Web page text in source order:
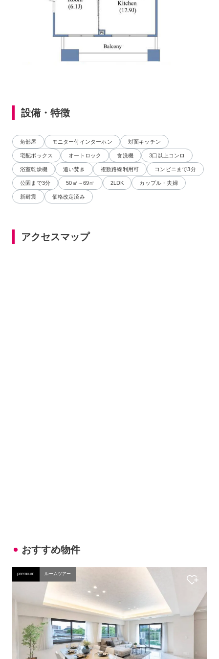
設備・特徴
角部屋 モニター付インターホン 対面キッチン
宅配ボックス オートロック 食洗機 3口以上コンロ
浴室乾燥機 追い焚き 複数路線利用可 コンビニまで3分
公園まで3分 50㎡～69㎡ 2LDK カップル・夫婦
新耐震 価格改定済み
アクセスマップ
おすすめ物件
premium ルームツアー